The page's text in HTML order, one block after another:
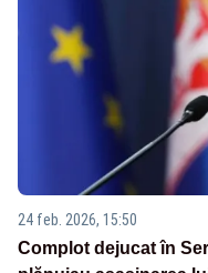
24 feb. 2026, 15:50
Complot dejucat în